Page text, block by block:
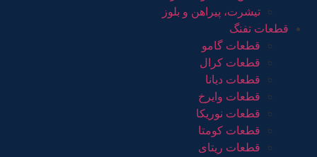
تیشرت، پیراهن و بلوز
قطعات تفنگ
قطعات گامو
قطعات کرال
قطعات دیانا
قطعات وایرخ
قطعات نوریکا
قطعات کومتا
قطعات ریتای